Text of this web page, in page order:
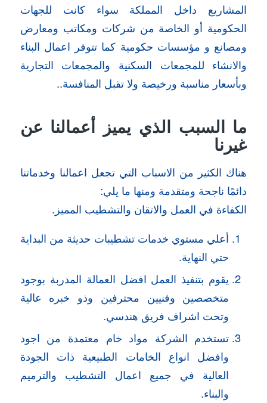
المشاريع داخل المملكة سواء كانت للجهات
الحكومية أو الخاصة من شركات ومكاتب ومعارض
ومصانع و مؤسسات حكومية كما تتوفر اعمال البناء
والانشاء للمجمعات السكنية والمجمعات التجارية
وبأسعار مناسبة ورخيصة ولا تقبل المنافسة..
ما السبب الذي يميز أعمالنا عن
غيرنا
هناك الكثير من الاسباب التي تجعل اعمالنا وخدماتنا
دائمًا ناجحة ومتقدمة ومنها ما يلي:
الكفاءة في العمل والاتقان والتشطيب المميز.
أعلي مستوي خدمات تشطيبات حديثة من البداية
حتي النهاية.
يقوم بتنفيذ العمل افضل العمالة المدربة بوجود
متخصصين وفنيين محترفين وذو خبره عالية
وتحت اشراف فريق هندسي.
تستخدم الشركة مواد خام معتمدة من اجود
وافضل انواع الخامات الطبيعية ذات الجودة
العالية في جميع اعمال التشطيب والترميم
والبناء.